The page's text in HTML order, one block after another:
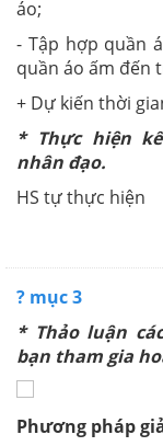
áo;
- Tập hợp quần
quần áo ấm đến
+ Dự kiến thời
* Thực hiện
nhân đạo.
HS tự thực hiện
? mục 3
* Thảo luận
bạn tham gia
Phương pháp